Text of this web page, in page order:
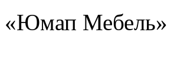
«Юмап Мебель»